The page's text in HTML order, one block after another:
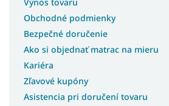
Obchodné podmienky
Bezpečné doručenie
Ako si objednať matrac na mieru
Kariéra
Zľavové kupóny
Asistencia pri doručení tovaru